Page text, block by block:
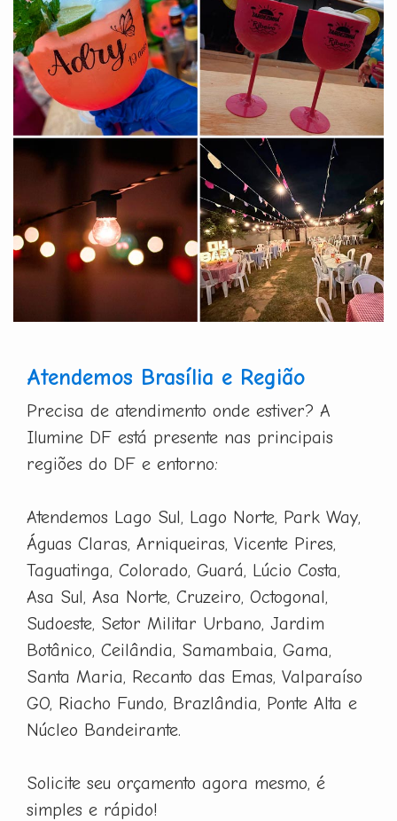
Atendemos Brasília e Região
Precisa de atendimento onde estiver? A
Ilumine DF está presente nas principais
regiões do DF e entorno:
Atendemos Lago Sul, Lago Norte, Park Way,
Águas Claras, Arniqueiras, Vicente Pires,
Taguatinga, Colorado, Guará, Lúcio Costa,
Asa Sul, Asa Norte, Cruzeiro, Octogonal,
Sudoeste, Setor Militar Urbano, Jardim
Botânico, Ceilândia, Samambaia, Gama,
Santa Maria, Recanto das Emas, Valparaíso
GO, Riacho Fundo, Brazlândia, Ponte Alta e
Núcleo Bandeirante.
Solicite seu orçamento agora mesmo, é
simples e rápido!